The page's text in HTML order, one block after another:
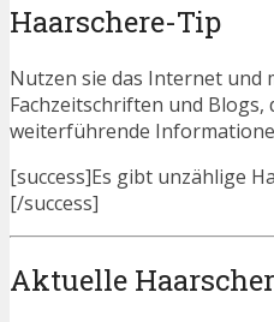
Haarschere-Tip
Nutzen sie das Internet und
Fachzeitschriften und
weiterführende
[success]Es gibt unzählige
[/success]
Aktuelle